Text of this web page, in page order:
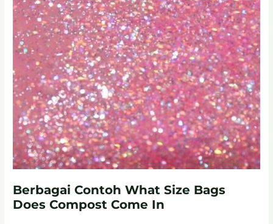
Berbagai Contoh What Size Bags
Does Compost Come In